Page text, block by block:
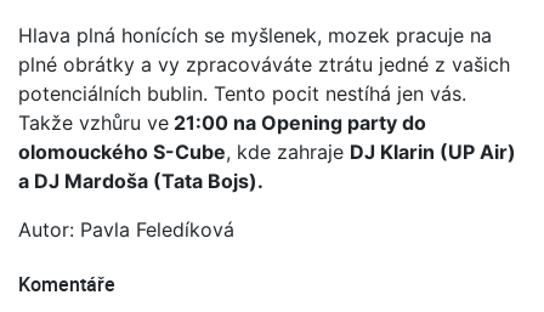
Hlava plná honících se myšlenek, mozek pracuje na
plné obrátky a vy zpracováváte ztrátu jedné z vašich
potenciálních bublin. Tento pocit nestíhá jen vás.
Takže vzhůru ve 21:00 na Opening party do
olomouckého S-Cube, kde zahraje DJ Klarin (UP Air)
a DJ Mardoša (Tata Bojs).
Autor: Pavla Feledíková
Komentáře